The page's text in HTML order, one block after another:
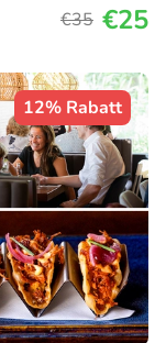
€35 €25
12% Rabatt